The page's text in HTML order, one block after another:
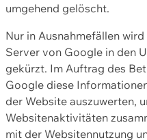
umgehend gelöscht.
Nur in Ausnahmefällen
Server von Google in den
gekürzt. Im Auftrag des
Google diese
der Website auszuwerten,
Websitenaktivitäten
mit der Websitennutzung